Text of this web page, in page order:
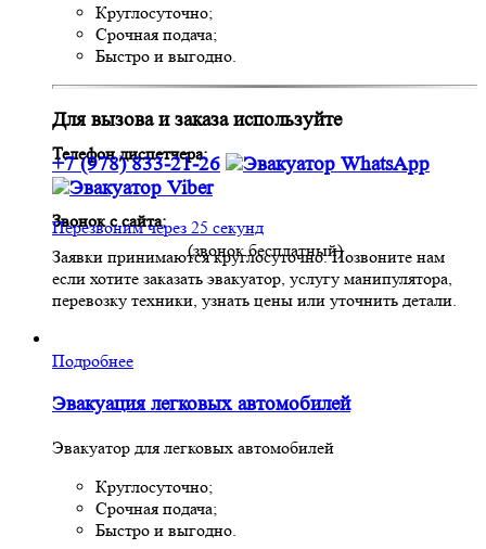
Круглосуточно;
Срочная подача;
Быстро и выгодно.
Для вызова и заказа используйте
Телефон диспетчера:
+7 (978) 833-21-26
Звонок с сайта:
Перезвоним через 25 секунд
(звонок бесплатный)
Заявки принимаются круглосуточно. Позвоните нам
если хотите заказать эвакуатор, услугу манипулятора,
перевозку техники, узнать цены или уточнить детали.
Подробнее
Эвакуация легковых автомобилей
Эвакуатор для легковых автомобилей
Круглосуточно;
Срочная подача;
Быстро и выгодно.